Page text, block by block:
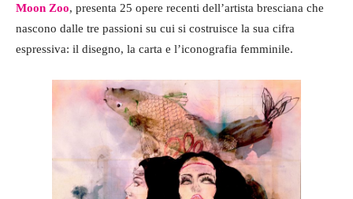
Moon Zoo, presenta 25 opere recenti dell’artista bresciana che
nascono dalle tre passioni su cui si costruisce la sua cifra
espressiva: il disegno, la carta e l’iconografia femminile.